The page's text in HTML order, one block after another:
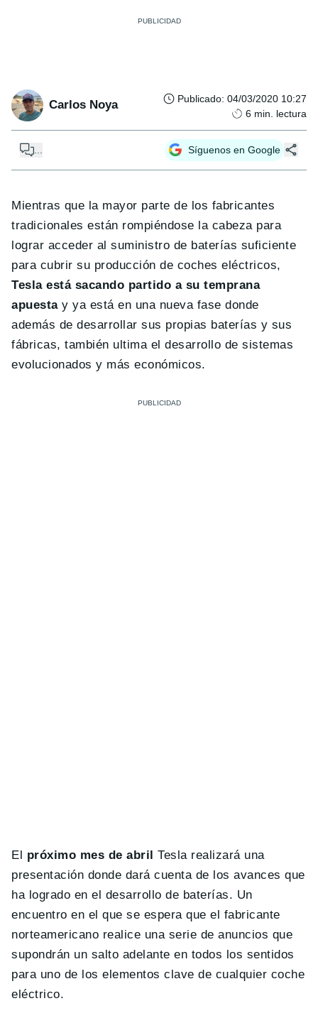
Carlos Noya Publicado: 04/03/2020 10:27
6 min. lectura
Síguenos en Google
Mientras que la mayor parte de los fabricantes
tradicionales están rompiéndose la cabeza para
lograr acceder al suministro de baterías suficiente
para cubrir su producción de coches eléctricos,
Tesla está sacando partido a su temprana
apuestay ya está en una nueva fase donde
además de desarrollar sus propias baterías y sus
fábricas, también ultima el desarrollo de sistemas
evolucionados y más económicos.
El próximo mes de abril Tesla realizará una
presentación donde dará cuenta de los avances que
ha logrado en el desarrollo de baterías. Un
encuentro en el que se espera que el fabricante
norteamericano realice una serie de anuncios que
supondrán un salto adelante en todos los sentidos
para uno de los elementos clave de cualquier coche
eléctrico.